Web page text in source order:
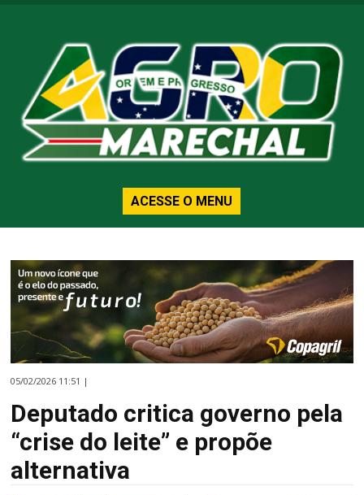
ACESSE O MENU
05/02/2026 11:51 |
Deputado critica governo pela
“crise do leite” e propõe
alternativa